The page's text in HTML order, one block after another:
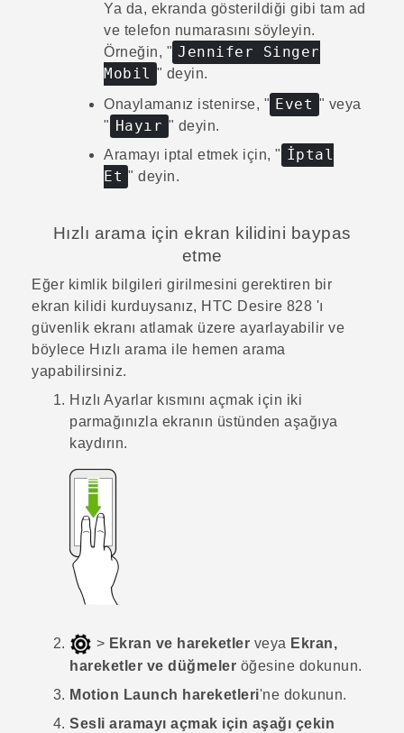
Ya da, ekranda gösterildiği gibi tam ad
ve telefon numarasını söyleyin.
Örneğin, "‍ Jennifer Singer
Mobil "‍ deyin.
Onaylamanız istenirse, "‍ Evet "‍ veya
"‍ Hayır "‍ deyin.
Aramayı iptal etmek için, "‍ İptal
Et "‍ deyin.
Hızlı arama için ekran kilidini baypas
etme
Eğer kimlik bilgileri girilmesini gerektiren bir
ekran kilidi kurduysanız, HTC Desire 828 'ı
güvenlik ekranı atlamak üzere ayarlayabilir ve
böylece Hızlı arama ile hemen arama
yapabilirsiniz.
Hızlı Ayarlar kısmını açmak için iki
parmağınızla ekranın üstünden aşağıya
kaydırın.
> Ekran ve hareketler veya Ekran,
hareketler ve düğmeler öğesine dokunun.
Motion Launch hareketleri'ne dokunun.
Sesli aramayı açmak için aşağı çekin